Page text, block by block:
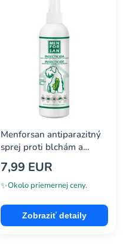
Menforsan antiparazitný
sprej proti blchám a
kliešťom pre psov 250ml
7,99 EUR
✨Okolo priemernej ceny.
Zobraziť detaily